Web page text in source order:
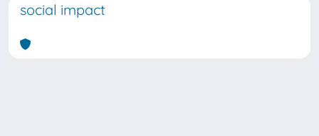
social impact